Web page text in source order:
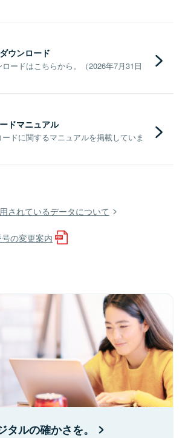
ウンロード
ードはこちらから。（2026年7月31日
ドマニュアル
ドに関するマニュアルを掲載していま
されているデータについて
の変更案内
タルの確かさを。